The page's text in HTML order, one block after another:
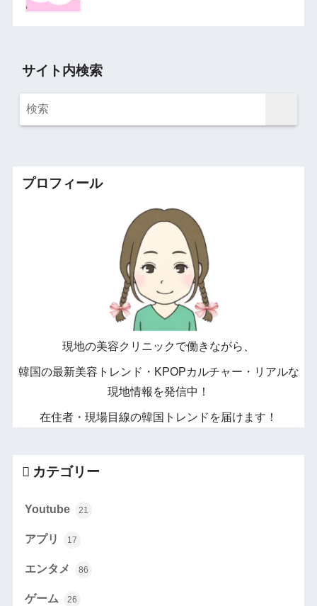
サイト内検索
プロフィール
現地の美容クリニックで働きながら、
韓国の最新美容トレンド・KPOPカルチャー・リアルな
現地情報を発信中！
在住者・現場目線の韓国トレンドを届けます！
カテゴリー
Youtube 21
アプリ 17
エンタメ 86
ゲーム 26